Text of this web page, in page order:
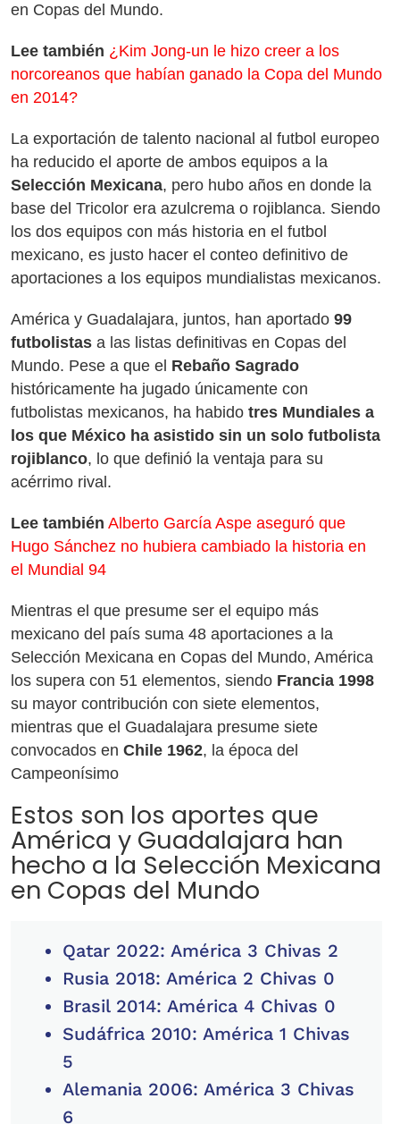
en Copas del Mundo.
Lee también ¿Kim Jong-un le hizo creer a los
norcoreanos que habían ganado la Copa del Mundo
en 2014?
La exportación de talento nacional al futbol europeo
ha reducido el aporte de ambos equipos a la
Selección Mexicana, pero hubo años en donde la
base del Tricolor era azulcrema o rojiblanca. Siendo
los dos equipos con más historia en el futbol
mexicano, es justo hacer el conteo definitivo de
aportaciones a los equipos mundialistas mexicanos.
América y Guadalajara, juntos, han aportado 99
futbolistas a las listas definitivas en Copas del
Mundo. Pese a que el Rebaño Sagrado
históricamente ha jugado únicamente con
futbolistas mexicanos, ha habido tres Mundiales a
los que México ha asistido sin un solo futbolista
rojiblanco, lo que definió la ventaja para su
acérrimo rival.
Lee también Alberto García Aspe aseguró que
Hugo Sánchez no hubiera cambiado la historia en
el Mundial 94
Mientras el que presume ser el equipo más
mexicano del país suma 48 aportaciones a la
Selección Mexicana en Copas del Mundo, América
los supera con 51 elementos, siendo Francia 1998
su mayor contribución con siete elementos,
mientras que el Guadalajara presume siete
convocados en Chile 1962, la época del
Campeonísimo
Estos son los aportes que
América y Guadalajara han
hecho a la Selección Mexicana
en Copas del Mundo
Qatar 2022: América 3 Chivas 2
Rusia 2018: América 2 Chivas 0
Brasil 2014: América 4 Chivas 0
Sudáfrica 2010: América 1 Chivas
5
Alemania 2006: América 3 Chivas
6